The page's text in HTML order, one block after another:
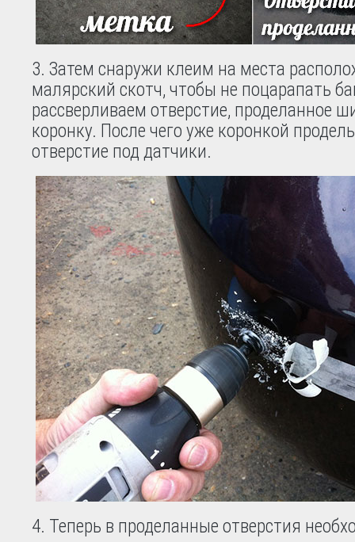
Затем снаружи клеим на места
малярский скотч, чтобы не поцарапать
рассверливаем отверстие, проделанное
коронку. После чего уже коронкой
отверстие под датчики.
Теперь в проделанные отверстия